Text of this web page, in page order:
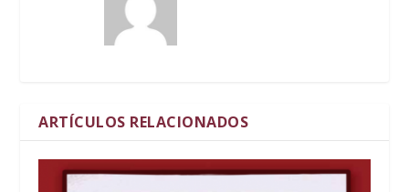
ARTÍCULOS RELACIONADOS